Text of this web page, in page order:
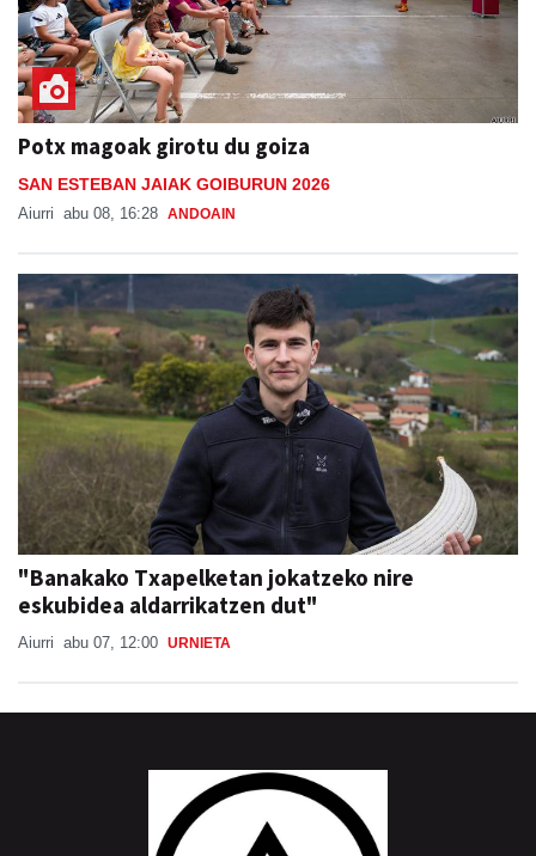
Potx magoak girotu du goiza
SAN ESTEBAN JAIAK GOIBURUN 2026
Aiurri abu 08, 16:28 ANDOAIN
"Banakako Txapelketan jokatzeko nire
eskubidea aldarrikatzen dut"
Aiurri abu 07, 12:00 URNIETA